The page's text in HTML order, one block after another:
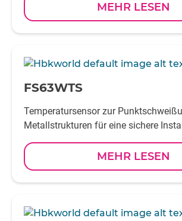
MEHR LESEN
-
FS63WTS
Temperatursensor zur
Metallstrukturen für eine sichere
MEHR LESEN
-